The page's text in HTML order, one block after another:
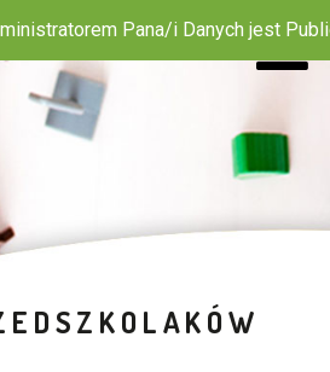
Pana/i Danych jest